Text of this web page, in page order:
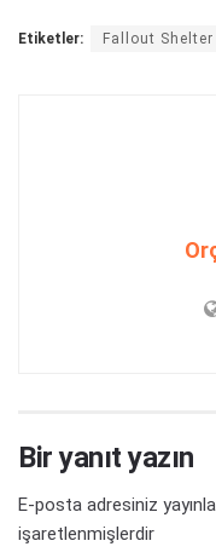
Etiketler: Fallout Shelter
Bir yanıt yazın
E-posta adresiniz
işaretlenmişlerdir